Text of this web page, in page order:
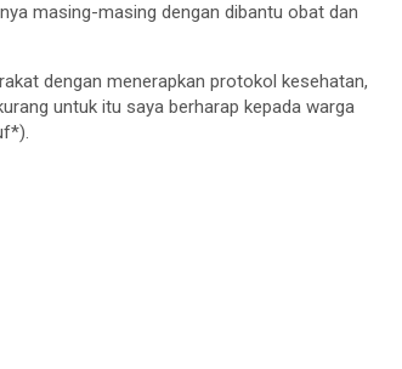
masing-masing dengan dibantu obat dan
dengan menerapkan protokol kesehatan,
untuk itu saya berharap kepada warga